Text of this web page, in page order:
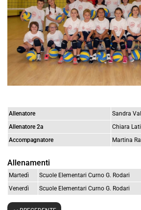
Allenatore
Sandra
Allenatore 2a
Chiara
Accompagnatore
Martina
Allenamenti
Martedì Scuole Elementari Curno G. Rodari
Venerdì
Scuole Elementari Curno G. Rodari